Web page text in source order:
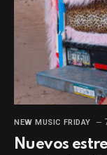
NEW MUSIC FRIDAY
Nuevos